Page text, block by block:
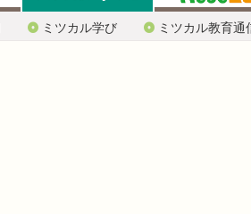
ミツカル学び ミツカル教育通